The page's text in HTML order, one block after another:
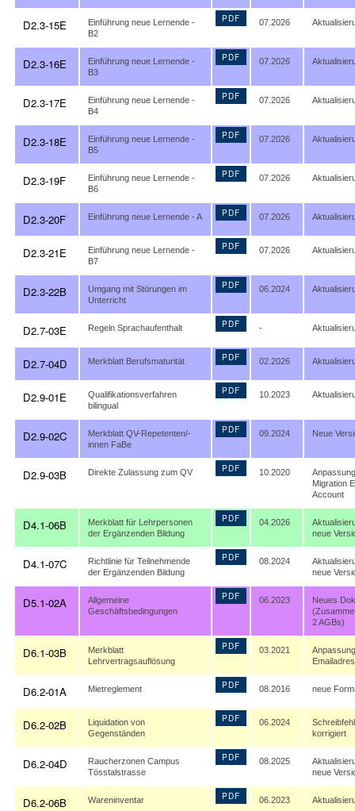
D2.3-15E
Einführung neue Lernende -
B2
PDF 07.2026
D2.3-16E
Einführung neue Lernende -
B3
PDF 07.2026
D2.3-17E
Einführung neue Lernende -
B4
PDF 07.2026
D2.3-18E
Einführung neue Lernende -
B5
PDF 07.2026
D2.3-19F
Einführung neue Lernende -
B6
PDF 07.2026
D2.3-20F Einführung neue Lernende - A PDF 07.2026
D2.3-21E
Einführung neue Lernende -
B7
PDF 07.2026
D2.3-22B
Umgang mit Störungen im
Unterricht
PDF 06.2024
D2.7-03E Regeln Sprachaufenthalt PDF -
D2.7-04D Merkblatt Berufsmaturität PDF 02.2026
D2.9-01E
Qualifikationsverfahren
bilingual
PDF 10.2023
D2.9-02C
Merkblatt QV-Repetenten/-
innen FaBe
PDF 09.2024 Neue
D2.9-03B Direkte Zulassung zum QV PDF 10.2020
Anpassung
Migration
Account
D4.1-06B
Merkblatt für Lehrpersonen
der Ergänzenden Bildung
PDF 04.2026
neue
D4.1-07C
Richtlinie für Teilnehmende
der Ergänzenden Bildung
PDF 08.2024
neue
D5.1-02A
Allgemeine
Geschäftsbedingungen
PDF 06.2023
Neues
2 AGBs)
D6.1-03B
Merkblatt
Lehrvertragsauflösung
PDF 03.2021
Anpassung
D6.2-01A Mietreglement PDF 08.2016 neue
D6.2-02B
Liquidation von
Gegenständen
PDF 06.2024
korrigiert
D6.2-04D
Raucherzonen Campus
Tösstalstrasse
PDF 08.2025
neue
D6.2-06B Wareninventar PDF 06.2023